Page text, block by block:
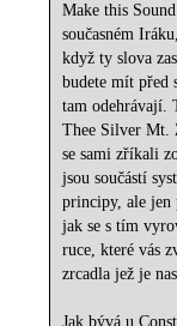
Make this
současném
když ty slova
budete mít před
tam odehrávají.
Thee Silver Mt.
se sami zříkali
jsou součástí
principy, ale jen
jak se s tím
ruce, které vás
zrcadla jež je
Jak bývá u